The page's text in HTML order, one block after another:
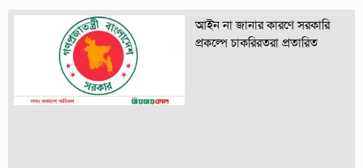
আইন না জানার কারণে সরকারি
প্রকল্পে চাকরিরতরা প্রতারিত